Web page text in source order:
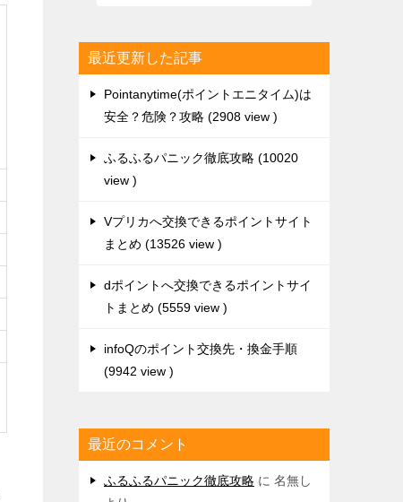
最近更新した記事
Pointanytime(ポイントエニタイム)は
安全？危険？攻略
2908 view
ふるふるパニック徹底攻略
10020
view
Vプリカへ交換できるポイントサイト
まとめ
13526 view
dポイントへ交換できるポイントサイ
トまとめ
5559 view
infoQのポイント交換先・換金手順
9942 view
最近のコメント
ふるふるパニック徹底攻略 に 名無し